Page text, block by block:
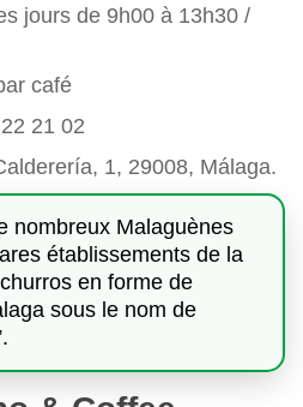
jours de 9h00 à 13h30 /
café
21 02
1, 29008, Málaga.
nombreux Malaguènes
établissements de la
en forme de
sous le nom de